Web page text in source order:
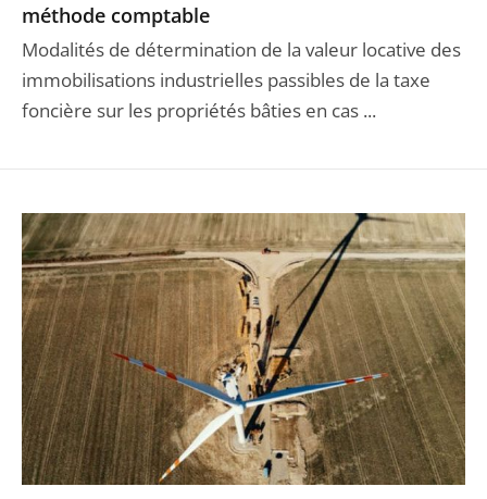
méthode comptable
Modalités de détermination de la valeur locative des
immobilisations industrielles passibles de la taxe
foncière sur les propriétés bâties en cas ...